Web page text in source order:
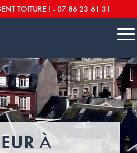
TOITURE ! -07 86 23 61 31
À